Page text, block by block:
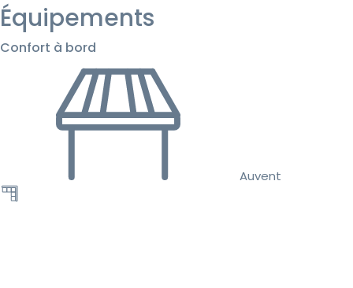
Équipements
Confort à bord
Auvent